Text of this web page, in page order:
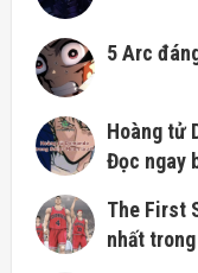
5 Arc
Hoàng tử
Đọc ngay
The First
nhất